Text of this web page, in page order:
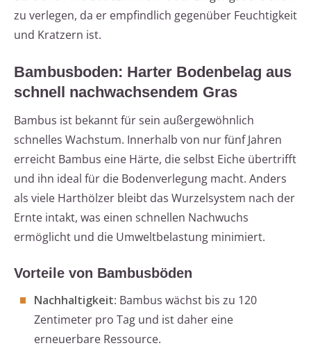
zu verlegen, da er empfindlich gegenüber Feuchtigkeit
und Kratzern ist.
Bambusboden: Harter Bodenbelag aus
schnell nachwachsendem Gras
Bambus ist bekannt für sein außergewöhnlich
schnelles Wachstum. Innerhalb von nur fünf Jahren
erreicht Bambus eine Härte, die selbst Eiche übertrifft
und ihn ideal für die Bodenverlegung macht. Anders
als viele Harthölzer bleibt das Wurzelsystem nach der
Ernte intakt, was einen schnellen Nachwuchs
ermöglicht und die Umweltbelastung minimiert.
Vorteile von Bambusböden
Nachhaltigkeit: Bambus wächst bis zu 120
Zentimeter pro Tag und ist daher eine
erneuerbare Ressource.